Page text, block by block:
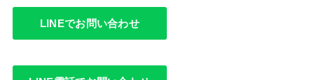
LINEでお問い合わせ